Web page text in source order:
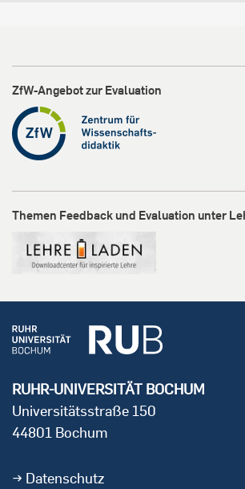
ZfW-Angebot zur Evaluation
Themen Feedback und Evaluation unter
RUHR-UNIVERSITÄT BOCHUM
Universitätsstraße 150
44801 Bochum
Datenschutz